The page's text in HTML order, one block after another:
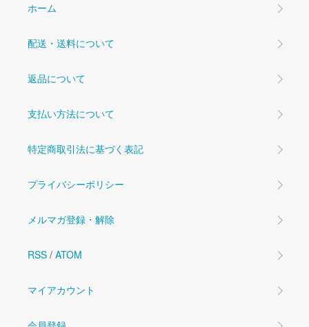
ホーム
配送・送料について
返品について
支払い方法について
特定商取引法に基づく表記
プライバシーポリシー
メルマガ登録・解除
RSS / ATOM
マイアカウント